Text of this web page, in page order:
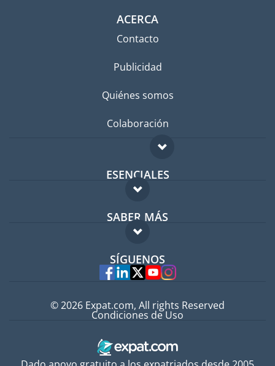
ACERCA
Contacto
Publicidad
Quiénes somos
Colaboración
ESENCIALES
Foro para expatriados
Guía para expatriados
Trabajos en el extranjero
SABER MÁS
FAQ
Expertos
SÍGUENOS
© 2026 Expat.com, All rights Reserved
Condiciones de Uso